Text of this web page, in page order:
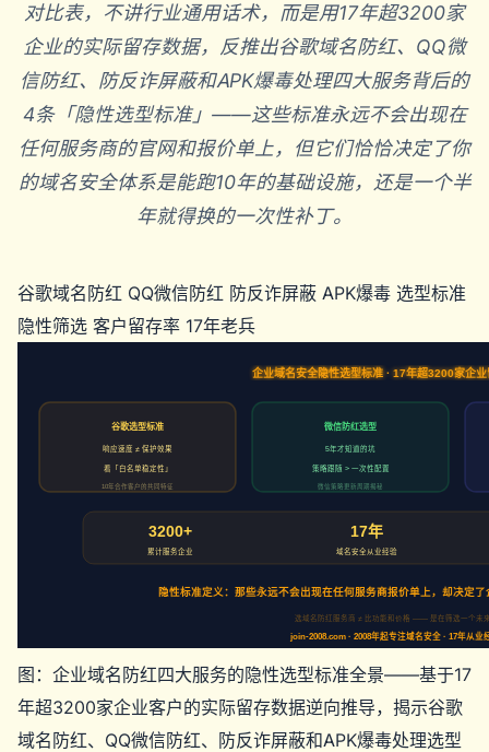
对比表，不讲行业通用话术，而是用17年超3200家
企业的实际留存数据，反推出谷歌域名防红、QQ微
信防红、防反诈屏蔽和APK爆毒处理四大服务背后的
4条「隐性选型标准」——这些标准永远不会出现在
任何服务商的官网和报价单上，但它们恰恰决定了你
的域名安全体系是能跑10年的基础设施，还是一个半
年就得换的一次性补丁。
谷歌域名防红 QQ微信防红 防反诈屏蔽 APK爆毒 选型标准
隐性筛选 客户留存率 17年老兵
企业域名安全隐性选型标准 · 17年超3200家企
谷歌选型标准
响应速度 ≠ 保护效果
看「白名单稳定性」
10年合作客户的共同特征
微信防红选型
5年才知道的坑
策略跟随 > 一次性配置
微信策略更新周期揭秘
3200+
累计服务企业
17年
域名安全从业经验
隐性标准定义：那些永远不会出现在任何服务商报价单上，却决定
选域名防红服务商 ≠ 比功能和价格 —— 是在筛选一个未
join-2008.com · 2008年起专注域名安全 · 17年从业
图：企业域名防红四大服务的隐性选型标准全景——基于17
年超3200家企业客户的实际留存数据逆向推导，揭示谷歌
域名防红、QQ微信防红、防反诈屏蔽和APK爆毒处理选型